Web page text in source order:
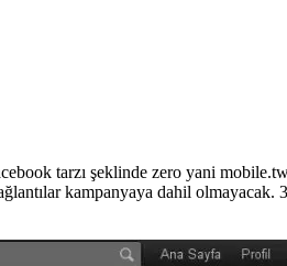
tarzı şeklinde zero yani
kampanyaya dahil